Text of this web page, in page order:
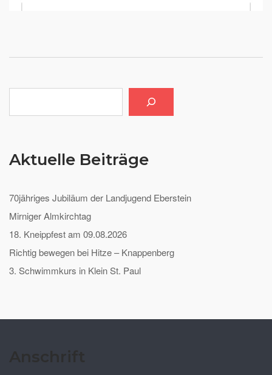
Aktuelle Beiträge
70jähriges Jubiläum der Landjugend Eberstein
Mirniger Almkirchtag
18. Kneippfest am 09.08.2026
Richtig bewegen bei Hitze – Knappenberg
3. Schwimmkurs in Klein St. Paul